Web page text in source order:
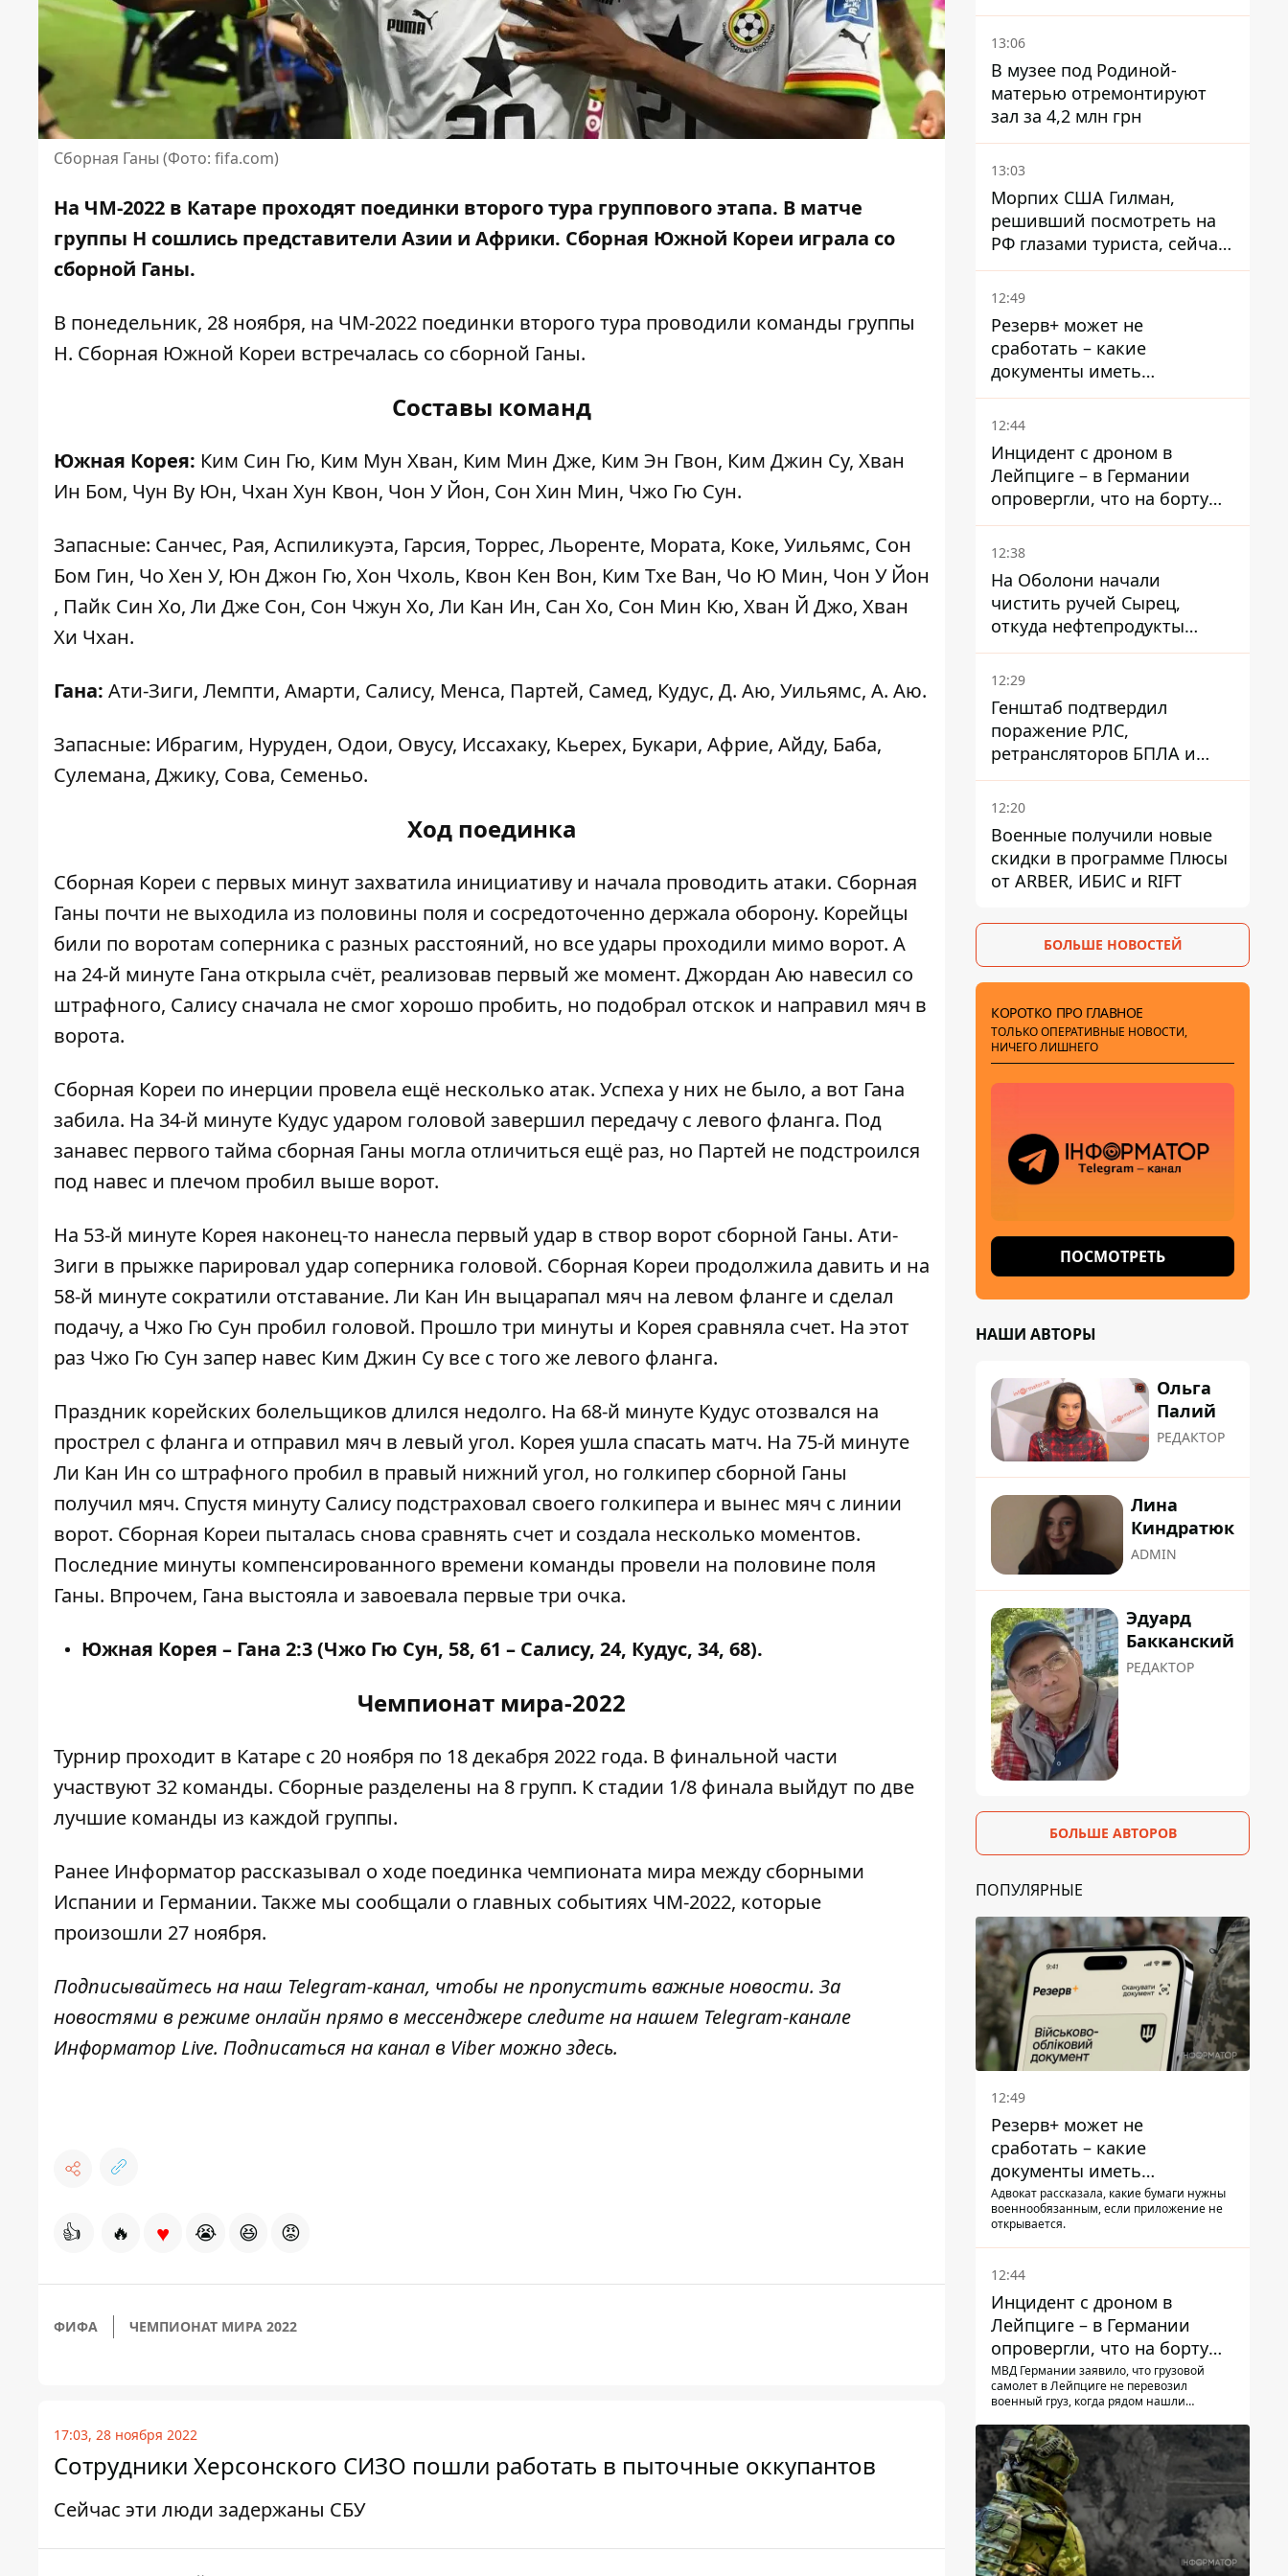
Сборная Ганы (Фото: fifa.com)
На ЧМ-2022 в Катаре проходят поединки второго тура группового этапа. В матче
группы Н сошлись представители Азии и Африки. Сборная Южной Кореи играла со
сборной Ганы.
В понедельник, 28 ноября, на ЧМ-2022 поединки второго тура проводили команды группы
Н. Сборная Южной Кореи встречалась со сборной Ганы.
Составы команд
Южная Корея: Ким Син Гю, Ким Мун Хван, Ким Мин Дже, Ким Эн Гвон, Ким Джин Су, Хван
Ин Бом, Чун Ву Юн, Чхан Хун Квон, Чон У Йон, Сон Хин Мин, Чжо Гю Сун.
Запасные: Санчес, Рая, Аспиликуэта, Гарсия, Торрес, Льоренте, Мората, Коке, Уильямс, Сон
Бом Гин, Чо Хен У, Юн Джон Гю, Хон Чхоль, Квон Кен Вон, Ким Тхе Ван, Чо Ю Мин, Чон У Йон
, Пайк Син Хо, Ли Дже Сон, Сон Чжун Хо, Ли Кан Ин, Сан Хо, Сон Мин Кю, Хван Й Джо, Хван
Хи Чхан.
Гана: Ати-Зиги, Лемпти, Амарти, Салису, Менса, Партей, Самед, Кудус, Д. Аю, Уильямс, А. Аю.
Запасные: Ибрагим, Нуруден, Одои, Овусу, Иссахаку, Кьерех, Букари, Африе, Айду, Баба,
Сулемана, Джику, Сова, Семеньо.
Ход поединка
Сборная Кореи с первых минут захватила инициативу и начала проводить атаки. Сборная
Ганы почти не выходила из половины поля и сосредоточенно держала оборону. Корейцы
били по воротам соперника с разных расстояний, но все удары проходили мимо ворот. А
на 24-й минуте Гана открыла счёт, реализовав первый же момент. Джордан Аю навесил со
штрафного, Салису сначала не смог хорошо пробить, но подобрал отскок и направил мяч в
ворота.
Сборная Кореи по инерции провела ещё несколько атак. Успеха у них не было, а вот Гана
забила. На 34-й минуте Кудус ударом головой завершил передачу с левого фланга. Под
занавес первого тайма сборная Ганы могла отличиться ещё раз, но Партей не подстроился
под навес и плечом пробил выше ворот.
На 53-й минуте Корея наконец-то нанесла первый удар в створ ворот сборной Ганы. Ати-
Зиги в прыжке парировал удар соперника головой. Сборная Кореи продолжила давить и на
58-й минуте сократили отставание. Ли Кан Ин выцарапал мяч на левом фланге и сделал
подачу, а Чжо Гю Сун пробил головой. Прошло три минуты и Корея сравняла счет. На этот
раз Чжо Гю Сун запер навес Ким Джин Су все с того же левого фланга.
Праздник корейских болельщиков длился недолго. На 68-й минуте Кудус отозвался на
прострел с фланга и отправил мяч в левый угол. Корея ушла спасать матч. На 75-й минуте
Ли Кан Ин со штрафного пробил в правый нижний угол, но голкипер сборной Ганы
получил мяч. Спустя минуту Салису подстраховал своего голкипера и вынес мяч с линии
ворот. Сборная Кореи пыталась снова сравнять счет и создала несколько моментов.
Последние минуты компенсированного времени команды провели на половине поля
Ганы. Впрочем, Гана выстояла и завоевала первые три очка.
Южная Корея – Гана 2:3 (Чжо Гю Сун, 58, 61 – Салису, 24, Кудус, 34, 68).
Чемпионат мира-2022
Турнир проходит в Катаре с 20 ноября по 18 декабря 2022 года. В финальной части
участвуют 32 команды. Сборные разделены на 8 групп. К стадии 1/8 финала выйдут по две
лучшие команды из каждой группы.
Ранее Информатор рассказывал о ходе поединка чемпионата мира между сборными
Испании и Германии. Также мы сообщали о главных событиях ЧМ-2022, которые
произошли 27 ноября.
Подписывайтесь на наш Telegram-канал, чтобы не пропустить важные новости. За
новостями в режиме онлайн прямо в мессенджере следите на нашем Telegram-канале
Информатор Live. Подписаться на канал в Viber можноздесь.
👍 🔥 ♥ 😭 😆 😡
ФИФА ЧЕМПИОНАТ МИРА 2022
17:03, 28 ноября 2022
Сотрудники Херсонского СИЗО пошли работать в пыточные оккупантов
Сейчас эти люди задержаны СБУ
13:06
В музее под Родиной-
матерью отремонтируют
зал за 4,2 млн грн
13:03
Морпих США Гилман,
решивший посмотреть на
РФ глазами туриста, сейчас
при смерти в тюрьме, где
его пытали и делали
12:49
Резерв+ может не
сработать – какие
документы иметь
мужчинам, чтобы не
попасть в ТЦК
12:44
Инцидент с дроном в
Лейпциге – в Германии
опровергли, что на борту
украинского самолета были
оружие и боеприпасы
12:38
На Оболони начали
чистить ручей Сырец,
откуда нефтепродукты
попадали в озера
12:29
Генштаб подтвердил
поражение РЛС,
ретрансляторов БПЛА и
других военных объектов
РФ в Крыму и на юге
12:20
Военные получили новые
скидки в программе Плюсы
от ARBER, ИБИС и RIFT
БОЛЬШЕ НОВОСТЕЙ
КОРОТКО ПРО ГЛАВНОЕ
ТОЛЬКО ОПЕРАТИВНЫЕ НОВОСТИ,
НИЧЕГО ЛИШНЕГО
ПОСМОТРЕТЬ
НАШИ АВТОРЫ
Ольга
Палий
РЕДАКТОР
Лина
Киндратюк
ADMIN
Эдуард
Бакканский
РЕДАКТОР
БОЛЬШЕ АВТОРОВ
ПОПУЛЯРНЫЕ
12:49
Резерв+ может не
сработать – какие
документы иметь
мужчинам, чтобы не
попасть в ТЦК
Адвокат рассказала, какие бумаги нужны
военнообязанным, если приложение не
открывается.
12:44
Инцидент с дроном в
Лейпциге – в Германии
опровергли, что на борту
украинского самолета были
оружие и боеприпасы
МВД Германии заявило, что грузовой
самолет в Лейпциге не перевозил
военный груз, когда рядом нашли